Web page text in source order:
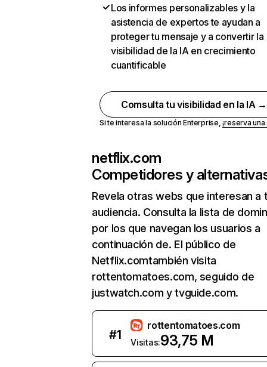
Los informes personalizables y la
asistencia de expertos te ayudan a
proteger tu mensaje y a convertir la
visibilidad de la IA en crecimiento
cuantificable
Comsulta tu visibilidad en la IA →
Si te interesa la solución Enterprise,¡reserva
netflix.com
Competidores y
Revela otras webs que interesan a
audiencia. Consulta la lista de
por los que navegan los usuarios a
continuación de. El público de
Netflix.comtambién visita
rottentomatoes.com, seguido de
justwatch.com y tvguide.com.
#1
rottentomatoes.com
Visitas:93,75 M